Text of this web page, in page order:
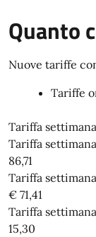
Quanto
Nuove tariffe
Tariffe
Tariffa
Tariffa
86,71
Tariffa
€ 71,41
Tariffa
15,30